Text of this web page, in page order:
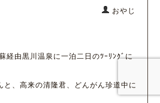
おやじ
経由黒川温泉に一泊二日のﾂｰﾘﾝｸﾞに
と、高来の清隆君、どんがん珍道中に